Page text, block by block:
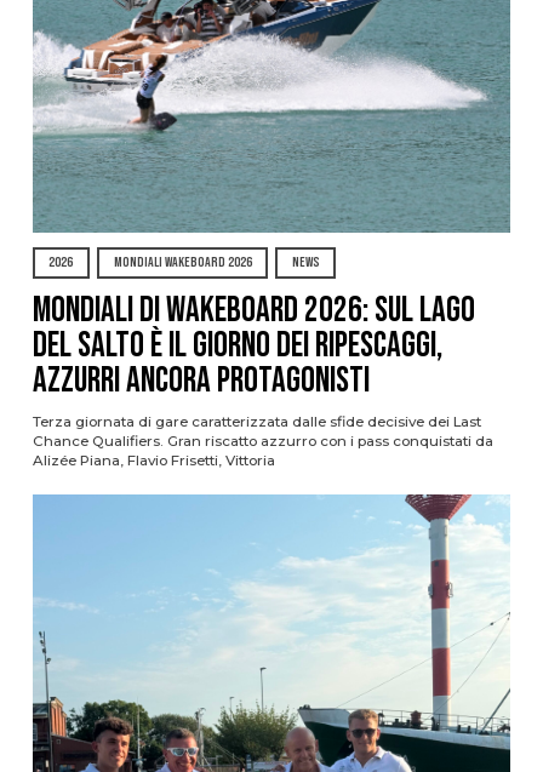
2026 MONDIALI WAKEBOARD 2026 NEWS
Mondiali di Wakeboard 2026: sul Lago
del Salto è il giorno dei ripescaggi,
azzurri ancora protagonisti
Terza giornata di gare caratterizzata dalle sfide decisive dei Last
Chance Qualifiers. Gran riscatto azzurro con i pass conquistati da
Alizée Piana, Flavio Frisetti, Vittoria